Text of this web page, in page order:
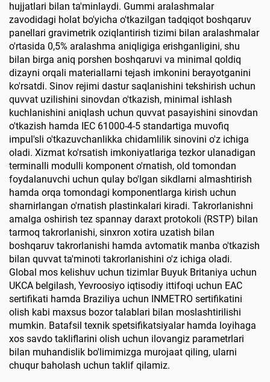
hujjatlari bilan ta'minlaydi. Gummi aralashmalar
zavodidagi holat bo'yicha o'tkazilgan tadqiqot boshqaruv
panellari gravimetrik oziqlantirish tizimi bilan aralashmalar
o'rtasida 0,5% aralashma aniqligiga erishganligini, shu
bilan birga aniq porshen boshqaruvi va minimal qoldiq
dizayni orqali materiallarni tejash imkonini berayotganini
ko'rsatdi. Sinov rejimi dastur saqlanishini tekshirish uchun
quvvat uzilishini sinovdan o'tkazish, minimal ishlash
kuchlanishini aniqlash uchun quvvat pasayishini sinovdan
o'tkazish hamda IEC 61000-4-5 standartiga muvofiq
impul'sli o'tkazuvchanlikka chidamlilik sinovini o'z ichiga
oladi. Xizmat ko'rsatish imkoniyatlariga tezkor ulanadigan
terminalli modulli komponent o'rnatish, old tomondan
foydalanuvchi uchun qulay bo'lgan sikdlarni almashtirish
hamda orqa tomondagi komponentlarga kirish uchun
sharnirlangan o'rnatish plastinkalari kiradi. Takrorlanishni
amalga oshirish tez spannay daraxt protokoli (RSTP) bilan
tarmoq takrorlanishi, sinxron xotira uzatish bilan
boshqaruv takrorlanishi hamda avtomatik manba o'tkazish
bilan quvvat ta'minoti takrorlanishini o'z ichiga oladi.
Global mos kelishuv uchun tizimlar Buyuk Britaniya uchun
UKCA belgilash, Yevroosiyo iqtisodiy ittifoqi uchun EAC
sertifikati hamda Braziliya uchun INMETRO sertifikatini
olish kabi maxsus bozor talablari bilan moslashtirilishi
mumkin. Batafsil texnik spetsifikatsiyalar hamda loyihaga
xos savdo takliflarini olish uchun ilovangiz parametrlari
bilan muhandislik bo'limimizga murojaat qiling, ularni
chuqur baholash uchun taklif qilamiz.